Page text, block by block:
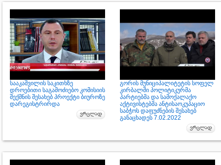
სააკაშვილის საკითხზე
დროებითი საგამოძიებო კომისიის
შექმნის შესახებ პროექტი ბიუროზე
დარეგისტრირდა
გორის მუნიციპალიტეტის სოფელ
კირბალში პოლიტიკურმა
პარტიებმა და სამოქალაქო
აქტივისტებმა ანტისაოკუპაციო
საბჭოს დაფუძნების შესახებ
განაცხადეს 7.02.2022